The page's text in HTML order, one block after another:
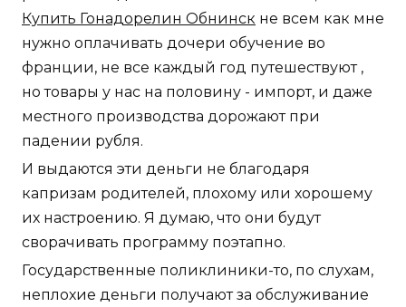
Купить Гонадорелин Обнинск не всем как мне
нужно оплачивать дочери обучение во
франции, не все каждый год путешествуют ,
но товары у нас на половину - импорт, и даже
местного производства дорожают при
падении рубля.
И выдаются эти деньги не благодаря
капризам родителей, плохому или хорошему
их настроению. Я думаю, что они будут
сворачивать программу поэтапно.
Государственные поликлиники-то, по слухам,
неплохие деньги получают за обслуживание